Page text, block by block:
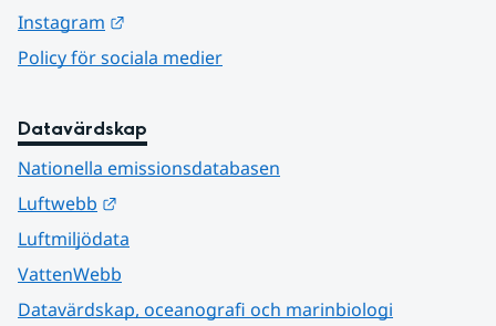
Instagram
Policy för sociala medier
Datavärdskap
Nationella emissionsdatabasen
Luftwebb
Luftmiljödata
VattenWebb
Datavärdskap, oceanografi och marinbiologi